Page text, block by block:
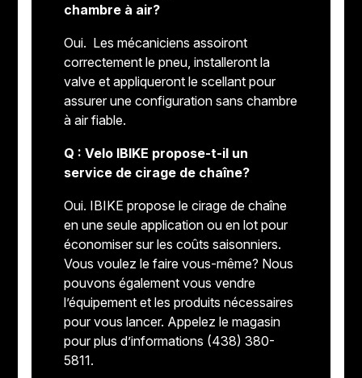
chambre à air?
Oui. Les mécaniciens assoiront
correctement le pneu, installeront la
valve et appliqueront le scellant pour
assurer une configuration sans chambre
à air fiable.
Q : Velo IBIKE propose-t-il un
service de cirage de chaîne?
Oui. IBIKE propose le cirage de chaîne
en une seule application ou en lot pour
économiser sur les coûts saisonniers.
Vous voulez le faire vous-même? Nous
pouvons également vous vendre
l’équipement et les produits nécessaires
pour vous lancer. Appelez le magasin
pour plus d’informations (438) 380-
5811.